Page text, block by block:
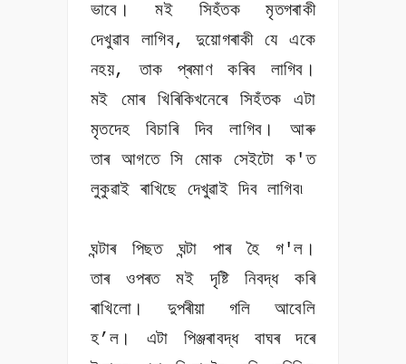
ভাবে। মই সিহঁতক মৃতগৰাকী
দেখুৱাব লাগিব, দুয়োগৰাকী যে একে
নহয়, তাক প্ৰমাণ কৰিব লাগিব।
মই মোৰ খিৰিকিখনেৰে সিহঁতক এটা
মৃতদেহ বিচাৰি দিব লাগিব। আৰু
তাৰ আগতে সি মোক সেইটো ক'ত
লুকুৱাই ৰাখিছে দেখুৱাই দিব লাগিব৷
ঘন্টাৰ পিছত ঘন্টা পাৰ হৈ গ'ল।
তাৰ ওপৰত মই দৃষ্টি নিবদ্ধ কৰি
ৰাখিলো। দুপৰীয়া গলি আবেলি
হ’ল। এটা পিঞ্জৰাবদ্ধ বাঘৰ দৰে